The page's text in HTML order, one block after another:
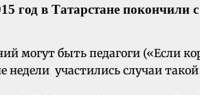
год в Татарстане
могут быть педагоги («Если
недели участились случаи